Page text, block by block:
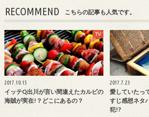
RECOMMEND こちらの記事も人気です。
TV
2017.10.15
イッテQ出川が言い間違えたカルビの
海賊が実在!？どこにあるの？
2017.7.23
愛していたっ
すじ感想ネタ
犯!?